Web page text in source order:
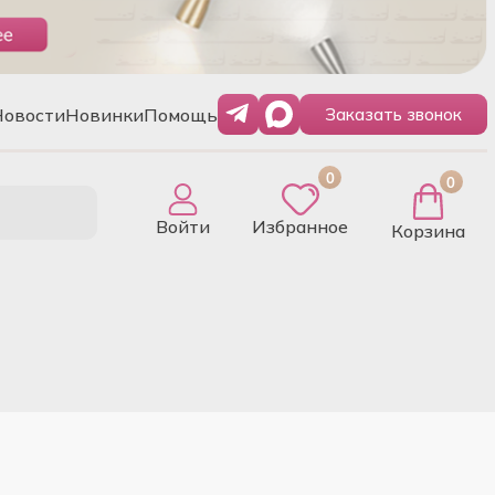
НовинкиПомощь Заказать звонок
Войти
0
Избранное
0
Корзина